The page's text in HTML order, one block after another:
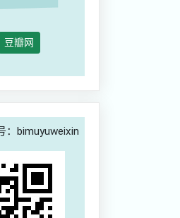
豆瓣网
：bimuyuweixin